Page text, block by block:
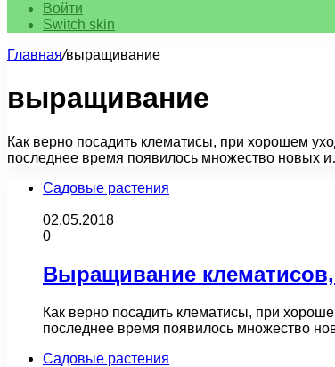
Войти
Switch skin
Главная/выращивание
выращивание
Как верно посадить клематисы, при хорошем
последнее время появилось множество новых
Садовые растения
02.05.2018
0
Выращивание клематисов,
Как верно посадить клематисы, при
последнее время появилось множество
Садовые растения